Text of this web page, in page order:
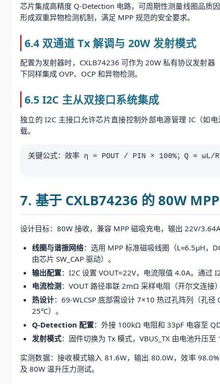
芯片集成高精度 Q-Detection 电路，可周期性测量线圈品质
形成双重异物检测机制，满足 MPP 规范的安全要求。
6.4 双通道 Tx 解调与 20W 发射模式
配置为发射器时，CXLB74236 可作为 20W 私有协议发射
下同样集成 OVP、OCP 和异物检测。
6.5 I2C 主从双接口系统集成
独立的 I2C 主接口允许芯片直接控制外部电源管理 IC（如
载。
关键公式：效率 η = POUT / PIN × 100%；Q =
7. 基于 CXLB74236 的 80W
设计目标：80W 接收，兼容 MPP 磁吸充电，输出 22V/
线圈与谐振网络：选用 MPP 标准磁吸线圈（L≈6.5μH，
由芯片 SW_CAP 驱动）。
输出配置：I2C 设置 VOUT=22V，电流限值 4.0A。通过
电流检测 ：VOUT 路径串联 2mΩ 采样电阻（开尔文连接
热设计：69-WLCSP 底部需设计 7×10 热过孔阵列（孔
25℃）。
Q-Detection 配置：外接 100kΩ 电阻和 33pF 电容至
发射模式：固件切换为 Tx 模式，VBUS_TX 由电池升压
实测数据：接收模式输入 81.6W，输出 80.0W，效率
及 80W 温升压力测试。